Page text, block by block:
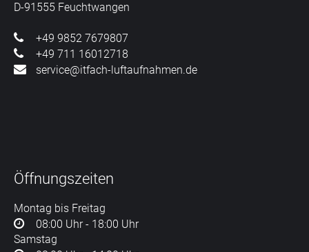
D-91555 Feuchtwangen
+49 9852 7679807
+49 711 16012718
service@itfach-luftaufnahmen.de
Öffnungszeiten
Montag bis Freitag
08:00 Uhr - 18:00 Uhr
Samstag